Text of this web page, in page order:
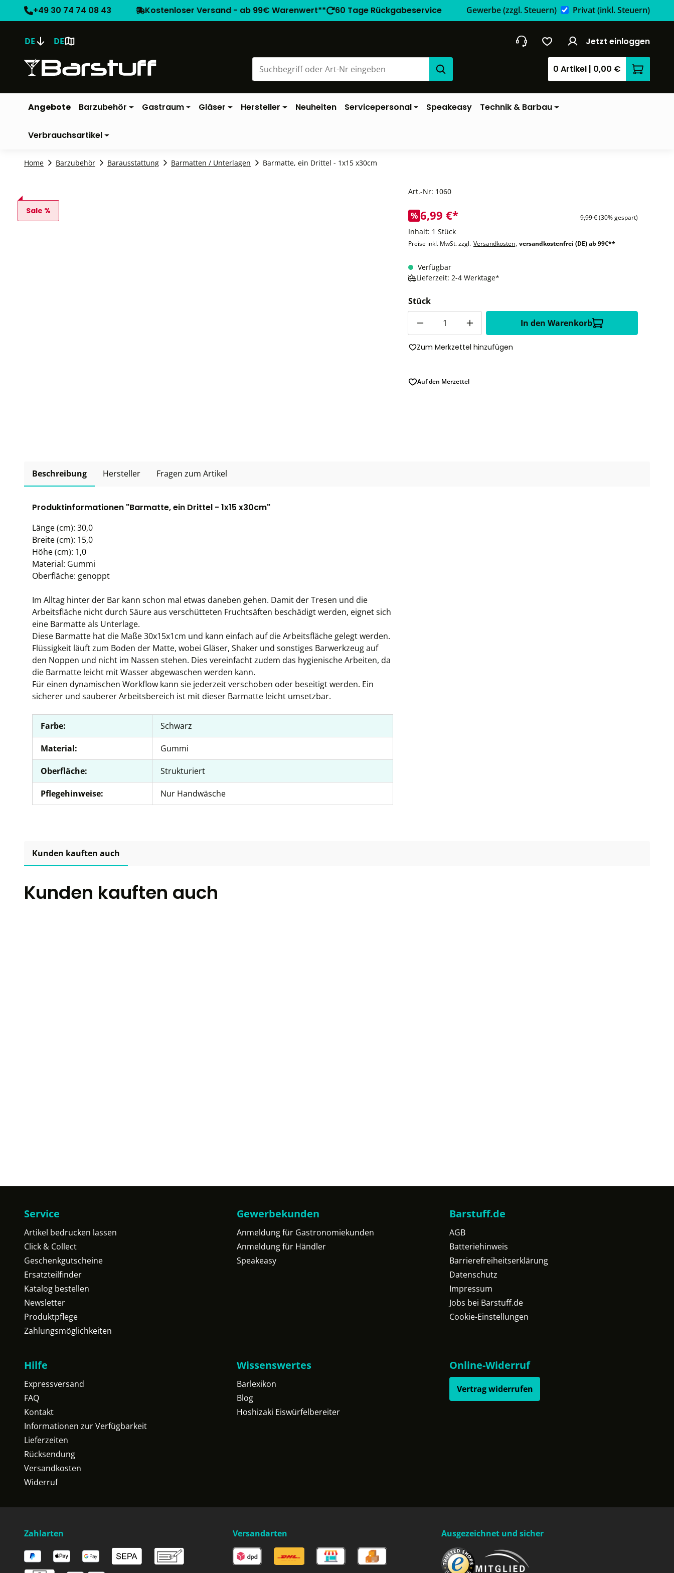
+49 30 74 74 08 43 Kostenloser Versand - ab 99€ Warenwert** 60 Tage Rückgabeservice Gewerbe(zzgl. Steuern) Privat(inkl. Steuern)
DE DE Jetzt einloggen
0 Artikel | 0,00 €
Angebote Barzubehör Gastraum Gläser Hersteller Neuheiten Servicepersonal Speakeasy Technik & Barbau
Verbrauchsartikel
Home Barzubehör Barausstattung Barmatten / Unterlagen Barmatte, ein Drittel - 1x15 x30cm
Sale %
Art.-Nr: 1060
% 6,99 €* 9,99 €(30% gespart)
Inhalt: 1 Stück
Preise inkl. MwSt. zzgl. Versandkosten, versandkostenfrei (DE) ab 99€**
Verfügbar
Lieferzeit: 2-4 Werktage*
Stück
In den Warenkorb
Zum Merkzettel hinzufügen
Auf den Merzettel
Beschreibung Hersteller Fragen zum Artikel
Produktinformationen "Barmatte, ein Drittel - 1x15 x30cm"
Länge (cm): 30,0
Breite (cm): 15,0
Höhe (cm): 1,0
Material: Gummi
Oberfläche: genoppt
Im Alltag hinter der Bar kann schon mal etwas daneben gehen. Damit der Tresen und die
Arbeitsfläche nicht durch Säure aus verschütteten Fruchtsäften beschädigt werden, eignet sich
eine Barmatte als Unterlage.
Diese Barmatte hat die Maße 30x15x1cm und kann einfach auf die Arbeitsfläche gelegt werden.
Flüssigkeit läuft zum Boden der Matte, wobei Gläser, Shaker und sonstiges Barwerkzeug auf
den Noppen und nicht im Nassen stehen. Dies vereinfacht zudem das hygienische Arbeiten, da
die Barmatte leicht mit Wasser abgewaschen werden kann.
Für einen dynamischen Workflow kann sie jederzeit verschoben oder beseitigt werden. Ein
sicherer und sauberer Arbeitsbereich ist mit dieser Barmatte leicht umsetzbar.
Farbe: Schwarz
Material: Gummi
Oberfläche: Strukturiert
Pflegehinweise: Nur Handwäsche
Kunden kauften auch
Kunden kauften auch
Service
Artikel bedrucken lassen
Click & Collect
Geschenkgutscheine
Ersatzteilfinder
Katalog bestellen
Newsletter
Produktpflege
Zahlungsmöglichkeiten
Gewerbekunden
Anmeldung für Gastronomiekunden
Anmeldung für Händler
Speakeasy
Barstuff.de
AGB
Batteriehinweis
Barrierefreiheitserklärung
Datenschutz
Impressum
Jobs bei Barstuff.de
Cookie-Einstellungen
Hilfe
Expressversand
FAQ
Kontakt
Informationen zur Verfügbarkeit
Lieferzeiten
Rücksendung
Versandkosten
Widerruf
Wissenswertes
Barlexikon
Blog
Hoshizaki Eiswürfelbereiter
Online-Widerruf
Vertrag widerrufen
Zahlarten Versandarten Ausgezeichnet und sicher